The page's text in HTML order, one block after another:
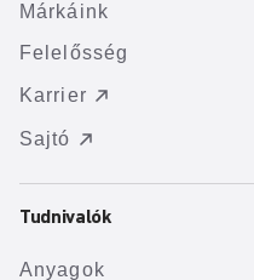
Márkáink
Felelősség
Karrier
Sajtó
Tudnivalók
Anyagok